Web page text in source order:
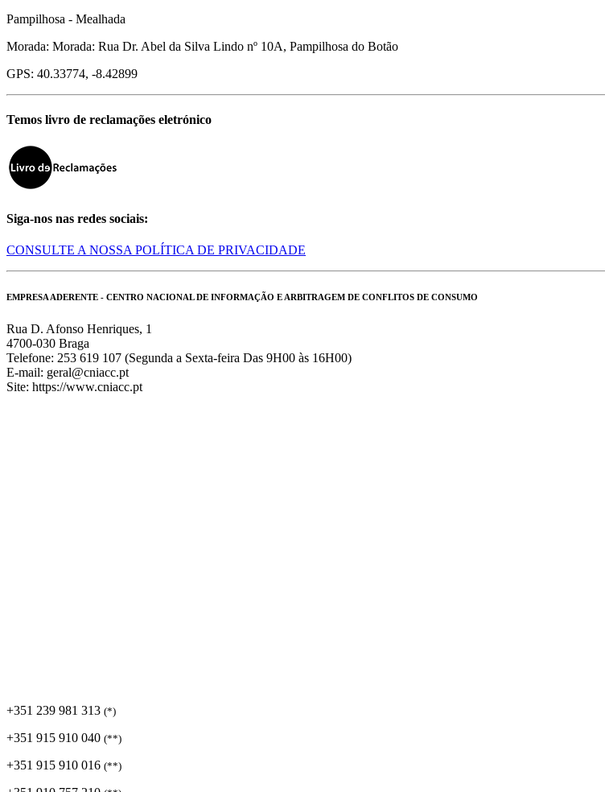
Pampilhosa - Mealhada
Morada: Morada: Rua Dr. Abel da Silva Lindo nº 10A, Pampilhosa do Botão
GPS: 40.33774, -8.42899
Temos livro de reclamações eletrónico
Siga-nos nas redes sociais:
CONSULTE A NOSSA POLÍTICA DE PRIVACIDADE
EMPRESA ADERENTE - CENTRO NACIONAL DE INFORMAÇÃO E ARBITRAGEM DE CONFLITOS DE CONSUMO
Rua D. Afonso Henriques, 1
4700-030 Braga
Telefone: 253 619 107 (Segunda a Sexta-feira Das 9H00 às 16H00)
E-mail: geral@cniacc.pt
Site: https://www.cniacc.pt
+351 239 981 313 (*)
+351 915 910 040 (**)
+351 915 910 016 (**)